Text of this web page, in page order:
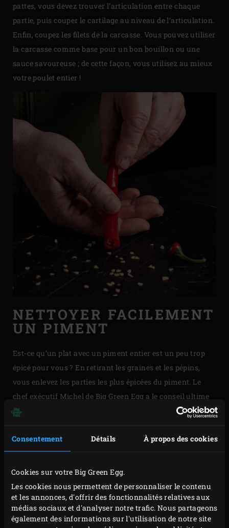
Consentement Détails À propos des cookies
Cookies sur votre Big Green Egg.
Les cookies nous permettent de personnaliser le contenu
et les annonces, d'offrir des fonctionnalités relatives aux
médias sociaux et d'analyser notre trafic. Nous partageons
également des informations sur l'utilisation de notre site
pattes, vous devez trouver l’articulation entre chaque
partie, puis couper le cartilage au niveau de l’articulation.
Enfin, coupez les filets de la carcasse. Vous pouvez utiliser
la carcasse comme base pour un bon bouillon ou une
sauce savoureuse ; de cette façon, vous utilisez au mieux
votre poulet entier !
NETTOYER FACILEMENT
UN PIMENT
Est-ce qu’un plat avec un piment entier est un peu trop
épicé pour vous ? En retirant les graines et les pépins,
vous enlevez les parties les plus épicées du piment. Le
chef exécutif Michel de Big Green Egg a le conseil ultime
pour nettoyer rapidement et facilement votre piment.
appuyant très légèrement. Coupez la tige en haut, tapotez
et faites sortir les graines du piment. Vous souhaitez un
plat plus épicé ? Vous pouvez alors laisser les graines.